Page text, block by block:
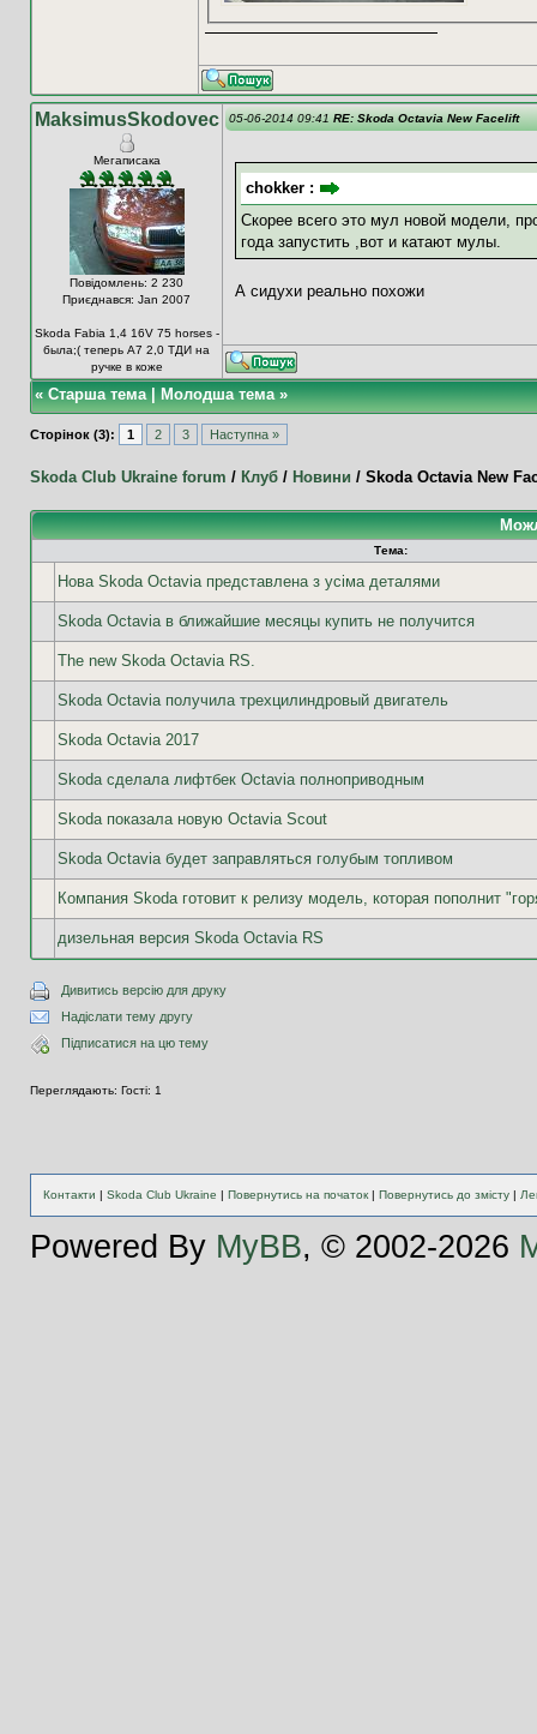
MaksimusSkodovec
Мегаписака
Повідомлень: 2 230
Приєднався: Jan 2007
Skoda Fabia 1,4 16V 75 horses -
была;( теперь А7 2,0 ТДИ на
ручке в коже
05-06-2014 09:41 RE: Skoda Octavia New Facelift
chokker :
Скорее всего это мул новой модели,
года запустить ,вот и катают мулы.
А сидухи реально похожи
«Старша тема|Молодша тема»
Сторінок (3): 1 2 3 Наступна »
Skoda Club Ukraine forum / Клуб/ Новини / Skoda Octavia New
Тема:
Нова Skoda Octavia представлена з усіма деталями
Skoda Octavia в ближайшие месяцы купить не получится
The new Skoda Octavia RS.
Skoda Octavia получила трехцилиндровый двигатель
Skoda Octavia 2017
Skoda сделала лифтбек Octavia полноприводным
Skoda показала новую Octavia Scout
Skoda Octavia будет заправляться голубым топливом
Компания Skoda готовит к релизу модель, которая пополнит
дизельная версия Skoda Octavia RS
Дивитись версію для друку
Надіслати тему другу
Підписатися на цю тему
Переглядають: Гості: 1
Контакти | Skoda Club Ukraine | Повернутись на початок| Повернутись до змісту|
Powered By MyBB, © 2002-2026